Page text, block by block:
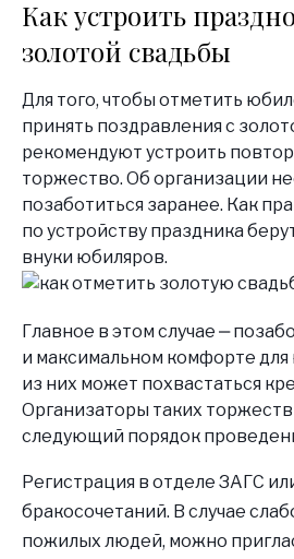
Как устроить
золотой свадьбы
Для того, чтобы отметить
принять поздравления с
рекомендуют устроить
торжество. Об организации
позаботиться заранее. Как
по устройству праздника
внуки юбиляров.
Главное в этом случае ‒
и максимальном комфорте для
из них может похвастаться
Организаторы таких
следующий порядок
Регистрация в отделе ЗАГС
бракосочетаний. В случае
пожилых людей, можно